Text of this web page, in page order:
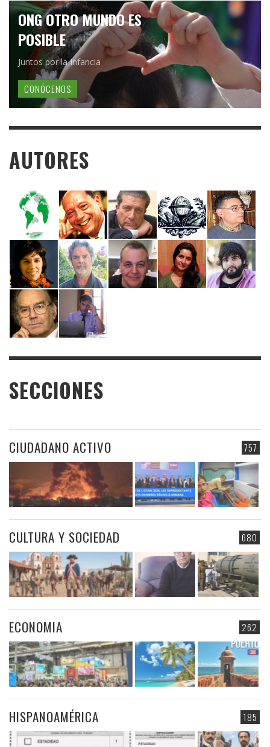
ONG OTRO MUNDO ES
POSIBLE
Juntos por la Infancia
CONÓCENOS
AUTORES
SECCIONES
757
CIUDADANO ACTIVO
680
CULTURA Y SOCIEDAD
262
ECONOMIA
185
HISPANOAMÉRICA